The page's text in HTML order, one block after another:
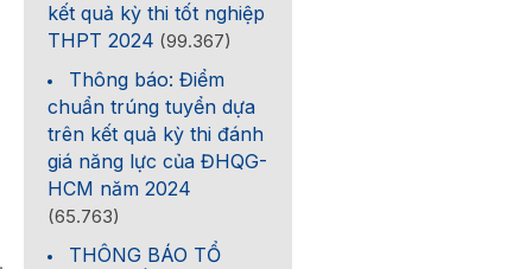
kết quả kỳ thi tốt nghiệp
THPT 2024 (99.367)
Thông báo: Điểm
chuẩn trúng tuyển dựa
trên kết quả kỳ thi đánh
giá năng lực của ĐHQG-
HCM năm 2024
(65.763)
THÔNG BÁO TỔ